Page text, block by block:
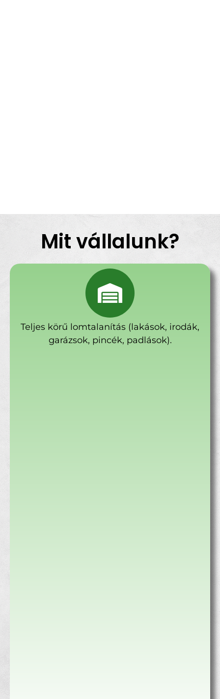
Mit vállalunk?
Teljes körű lomtalanítás (lakások, irodák,
garázsok, pincék, padlások).